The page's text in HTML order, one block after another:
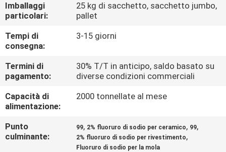
CONTROLLO
DELLA
QUALITÀ
CONTATTACI
Imballaggi
particolari:
25 kg di sacchetto, sacchetto jumbo,
pallet
Tempi di
consegna:
3-15 giorni
Termini di
pagamento:
30% T/T in anticipo, saldo basato su
diverse condizioni commerciali
Capacità di
alimentazione:
2000 tonnellate al mese
Punto
culminante:
99, 2% fluoruro di sodio per ceramico, 99,
2% fluoruro di sodio per rivestimento,
Fluoruro di sodio per la mola